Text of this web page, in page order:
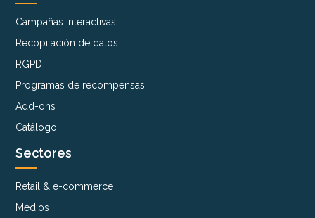
Campañas interactivas
Recopilación de datos
RGPD
Programas de recompensas
Add-ons
Catálogo
Sectores
Retail & e-commerce
Medios